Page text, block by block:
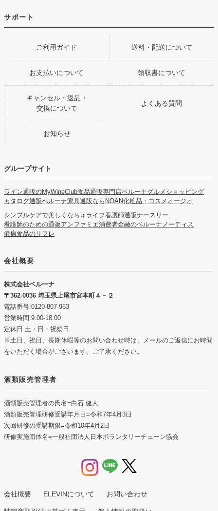
サポート
ご利用ガイド 送料・配送について
お支払いについて 領収書について
キャンセル・返品・
交換について
よくある質問
お知らせ
グループサイト
ワイン通販のMyWineClub食品通販専門店ベルーナグルメショッピング
カタログ通販ベルーナ家具通販ならNOAN化粧品・コスメオージオ
シンプルケアで美しくなちゅライフ看護師通販ナースリー
看護師のための通販アンファミエ消費者金融のベルーナノーティス
健康食品のリフレ
会社概要
株式会社ベルーナ
362-0036 埼玉県上尾市宮本町４－２
電話番号:0120-807-963
営業時間:9:00-18:00
定休日:土・日・祝祭日
※土日、祝日、長期休暇等のお問い合わせ時は、メールのご返信にお時間
をいただく場合がございます。ご了承ください。
酒類販売管理者
酒類販売管理者の氏名=白石 健人
酒類販売管理研修受講年月日 =令和7年4月3日
次回研修の受講期限=令和10年4月2日
研修実施団体名=一般社団法人日本ボランタリーチェーン協会
会社概要 ELEVINについて お問い合わせ